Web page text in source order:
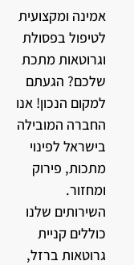
אמינה ומקצועית
לטיפול בפסולת
וגרוטאות מתכת
שלכם? הגעתם
למקום הנכון! אנו
החברה המובילה
בישראל לפינוי
מתכות, פירוק
ומחזור.
השירותים שלנו
כוללים קניית
גרוטאות ברזל,